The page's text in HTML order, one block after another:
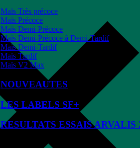
Maïs Très précoce
Maïs Précoce
Maïs Demi-Précoce
Maïs Demi-Précoce à Demi-Tardif
Maïs Demi-Tardif
Maïs Tardif
Maïs V2 Max
NOUVEAUTES
LES LABELS SF+
RESULTATS ESSAIS ARVALIS